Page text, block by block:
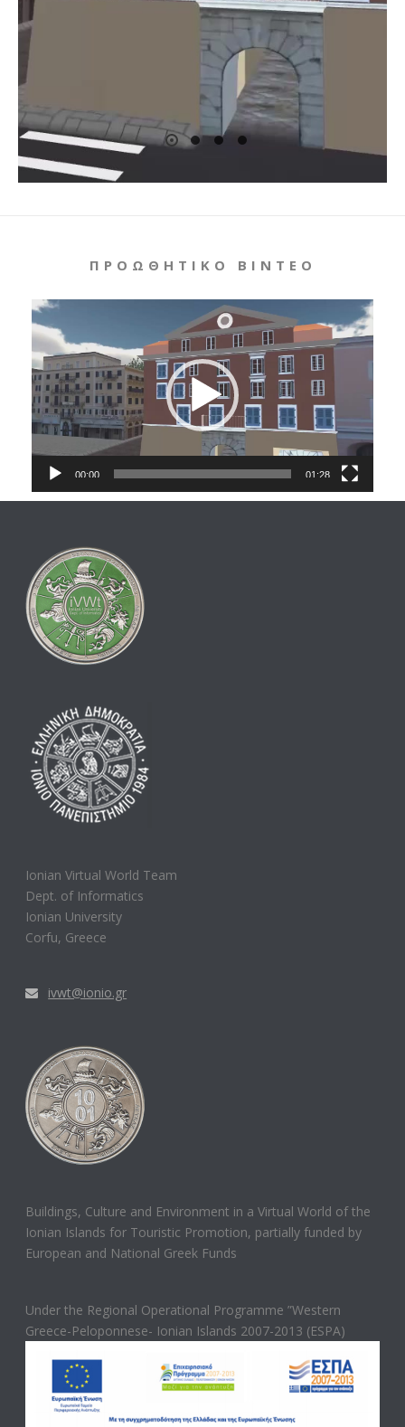
ΠΡΟΩΘΗΤΙΚΌ ΒΊΝΤΕΟ
Video
Player
00:00 01:28
Ionian Virtual World Team
Dept. of Informatics
Ionian University
Corfu, Greece
ivwt@ionio.gr
Buildings, Culture and Environment in a Virtual World of the
Ionian Islands for Touristic Promotion, partially funded by
European and National Greek Funds
Under the Regional Operational Programme ”Western
Greece-Peloponnese- Ionian Islands 2007-2013 (ESPA)